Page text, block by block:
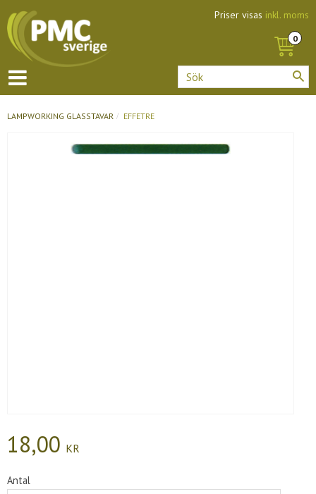
Priser visas inkl. moms
LAMPWORKING GLASSTAVAR EFFETRE
18,00 KR
Antal